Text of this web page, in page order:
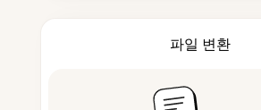
파일 변환